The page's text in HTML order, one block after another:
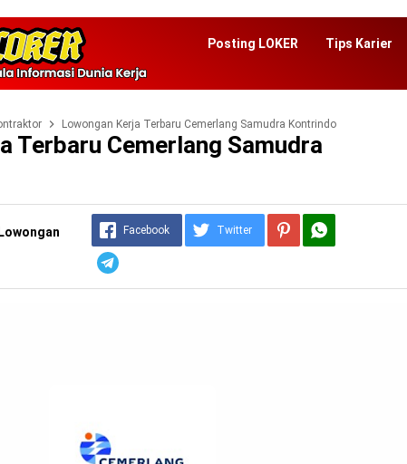
Posting LOKER Tips Karier
Lowongan Kerja Terbaru Cemerlang Samudra Kontrindo
Terbaru Cemerlang Samudra
Facebook Twitter